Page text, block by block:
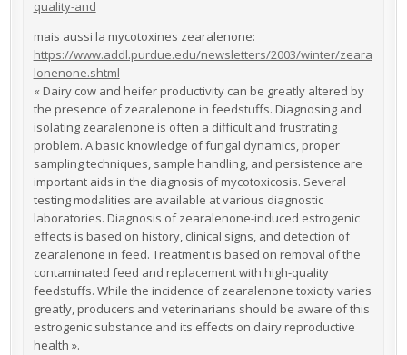
quality-and
mais aussi la mycotoxines zearalenone:
https://www.addl.purdue.edu/newsletters/2003/winter/zeara
lonenone.shtml
« Dairy cow and heifer productivity can be greatly altered by
the presence of zearalenone in feedstuffs. Diagnosing and
isolating zearalenone is often a difficult and frustrating
problem. A basic knowledge of fungal dynamics, proper
sampling techniques, sample handling, and persistence are
important aids in the diagnosis of mycotoxicosis. Several
testing modalities are available at various diagnostic
laboratories. Diagnosis of zearalenone-induced estrogenic
effects is based on history, clinical signs, and detection of
zearalenone in feed. Treatment is based on removal of the
contaminated feed and replacement with high-quality
feedstuffs. While the incidence of zearalenone toxicity varies
greatly, producers and veterinarians should be aware of this
estrogenic substance and its effects on dairy reproductive
health ».